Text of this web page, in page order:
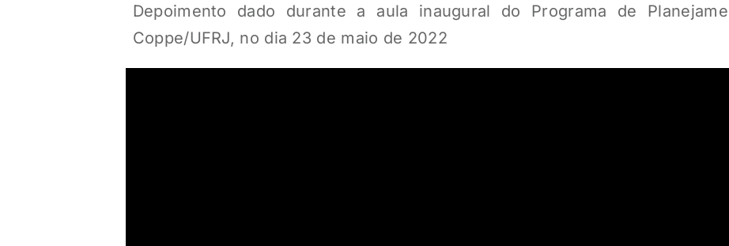
Depoimento dado durante a aula inaugural do Programa de
Coppe/UFRJ, no dia 23 de maio de 2022